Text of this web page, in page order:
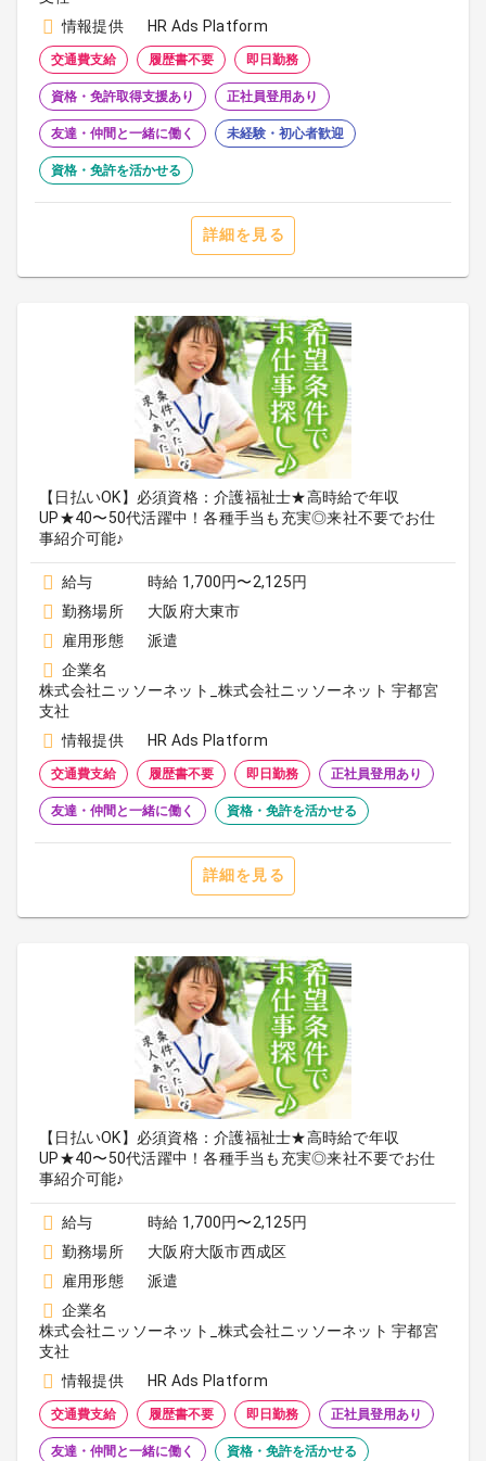
情報提供
HR Ads Platform
交通費支給 履歴書不要 即日勤務
資格・免許取得支援あり 正社員登用あり
友達・仲間と一緒に働く 未経験・初心者歓迎
資格・免許を活かせる
詳細を見る
【日払いOK】必須資格：介護福祉士★高時給で年収
UP★40〜50代活躍中！各種手当も充実◎来社不要でお仕
事紹介可能♪
給与
時給 1,700円〜2,125円
勤務場所
大阪府大東市
雇用形態
派遣
企業名
株式会社ニッソーネット_株式会社ニッソーネット 宇都宮
支社
情報提供
HR Ads Platform
交通費支給 履歴書不要 即日勤務 正社員登用あり
友達・仲間と一緒に働く 資格・免許を活かせる
詳細を見る
【日払いOK】必須資格：介護福祉士★高時給で年収
UP★40〜50代活躍中！各種手当も充実◎来社不要でお仕
事紹介可能♪
給与
時給 1,700円〜2,125円
勤務場所
大阪府大阪市西成区
雇用形態
派遣
企業名
株式会社ニッソーネット_株式会社ニッソーネット 宇都宮
支社
情報提供
HR Ads Platform
交通費支給 履歴書不要 即日勤務 正社員登用あり
友達・仲間と一緒に働く 資格・免許を活かせる